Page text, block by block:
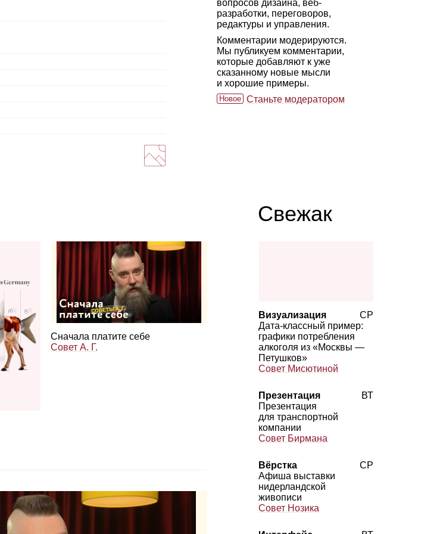
вопросов дизайна, веб-
разработки, переговоров,
редактуры и управления.
Комментарии модерируются.
Мы публикуем комментарии,
которые добавляют к уже
сказанному новые мысли
и хорошие примеры.
Новое Станьте модератором
Сна­чала пла­тите себе
Совет А. Г.
Свежак
Визуализация
Дата‑классный пример:
графики потребления
алкоголя из «Москвы —
Петушков»
Совет Мисютиной
СР
Презентация
Презентация
для транспортной
компании
Совет Бирмана
ВТ
Вёрстка
Афиша выставки
нидерландской
живописи
Совет Нозика
СР